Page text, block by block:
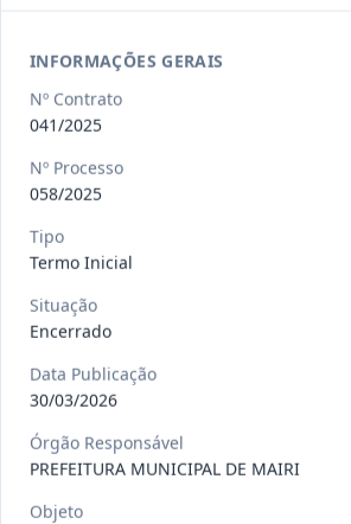
013/2023
Inicial
Situação
012-
2023
Termo
Inicial
Situação: Encerrado
INFORMAÇÕES GERAIS
Nº Contrato
041/2025
Nº Processo
058/2025
Tipo
Termo Inicial
Situação
Encerrado
Data Publicação
30/03/2026
Órgão Responsável
PREFEITURA MUNICIPAL DE MAIRI
Objeto